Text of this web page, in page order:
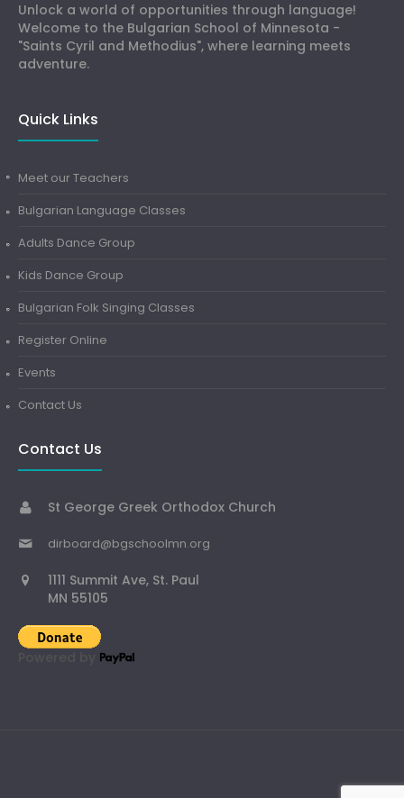
Unlock a world of opportunities through language!
Welcome to the Bulgarian School of Minnesota -
"Saints Cyril and Methodius", where learning meets
adventure.
Quick Links
Meet our Teachers
Bulgarian Language Classes
Adults Dance Group
Kids Dance Group
Bulgarian Folk Singing Classes
Register Online
Events
Contact Us
Contact Us
St George Greek Orthodox Church
dirboard@bgschoolmn.org
1111 Summit Ave, St. Paul
MN 55105